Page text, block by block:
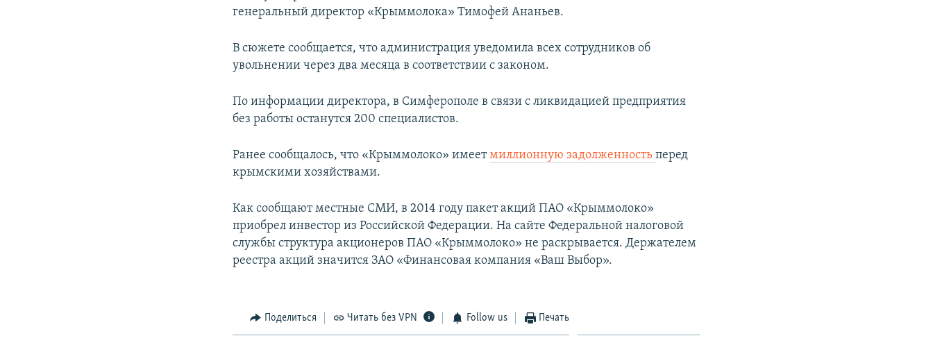
генеральный директор «Крыммолока» Тимофей Ананьев.
В сюжете сообщается, что администрация уведомила всех сотрудников об
увольнении через два месяца в соответствии с законом.
По информации директора, в Симферополе в связи с ликвидацией предприятия
без работы останутся 200 специалистов.
Ранее сообщалось, что «Крыммолоко» имеетмиллионную задолженностьперед
крымскими хозяйствами.
Как сообщают местные СМИ, в 2014 году пакет акций ПАО «Крыммолоко»
приобрел инвестор из Российской Федерации. На сайте Федеральной налоговой
службы структура акционеров ПАО «Крыммолоко» не раскрывается. Держателем
реестра акций значится ЗАО «Финансовая компания «Ваш Выбор».
Поделиться Читать без VPN Follow us Печать